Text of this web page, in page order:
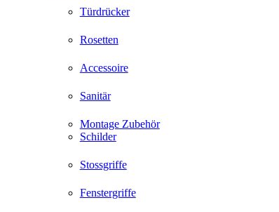
Türdrücker
Rosetten
Accessoire
Sanitär
Montage Zubehör
Schilder
Stossgriffe
Fenstergriffe